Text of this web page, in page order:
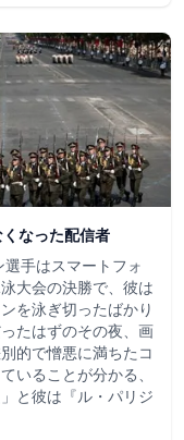
なった配信者
手はスマートフォ
大会の決勝で、彼は
を泳ぎ切ったばかり
たはずのその夜、画
的で憎悪に満ちたコ
いることが分かる、
と彼は『ル・パリジ